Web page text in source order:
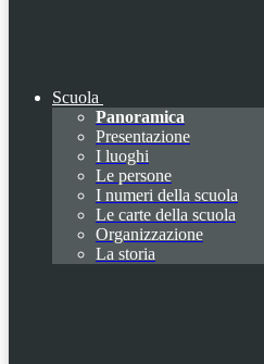
Scuola
Panoramica
Presentazione
I luoghi
Le persone
I numeri della scuola
Le carte della scuola
Organizzazione
La storia